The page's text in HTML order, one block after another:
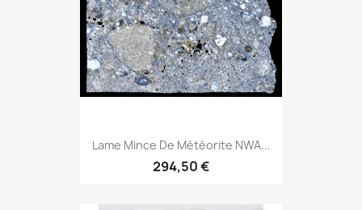
Lame Mince De Météorite NWA...
294,50 €